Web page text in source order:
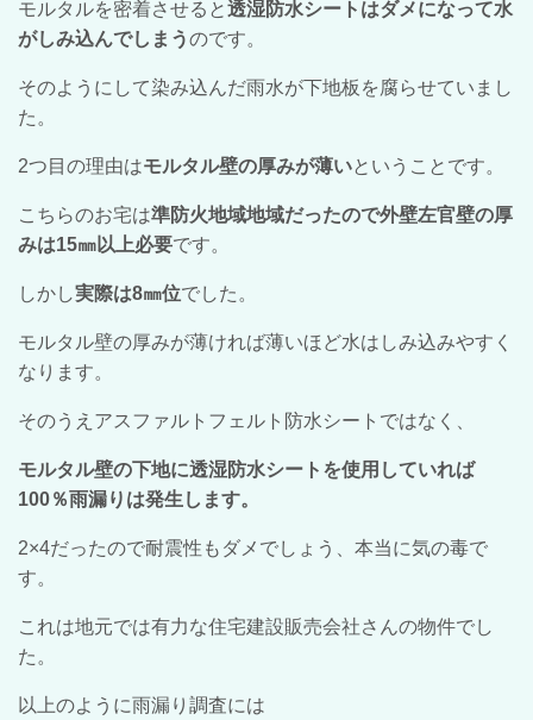
モルタルを密着させると透湿防水シートはダメになって水
がしみ込んでしまうのです。
そのようにして染み込んだ雨水が下地板を腐らせていまし
た。
2つ目の理由はモルタル壁の厚みが薄いということです。
こちらのお宅は準防火地域地域だったので外壁左官壁の厚
みは15㎜以上必要です。
しかし実際は8㎜位でした。
モルタル壁の厚みが薄ければ薄いほど水はしみ込みやすく
なります。
そのうえアスファルトフェルト防水シートではなく、
モルタル壁の下地に透湿防水シートを使用していれば
100％雨漏りは発生します。
2×4だったので耐震性もダメでしょう、本当に気の毒で
す。
これは地元では有力な住宅建設販売会社さんの物件でし
た。
以上のように雨漏り調査には